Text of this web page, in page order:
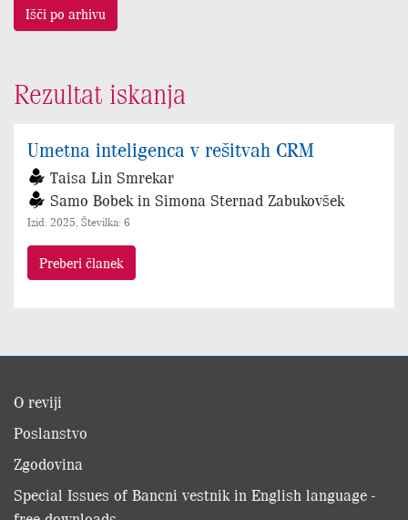
Išči po arhivu
Rezultat iskanja
Umetna inteligenca v rešitvah CRM
Taisa Lin Smrekar
Samo Bobek in Simona Sternad Zabukovšek
Izid: 2025, Številka: 6
Preberi članek
O reviji
Poslanstvo
Zgodovina
Special Issues of Bancni vestnik in English language -